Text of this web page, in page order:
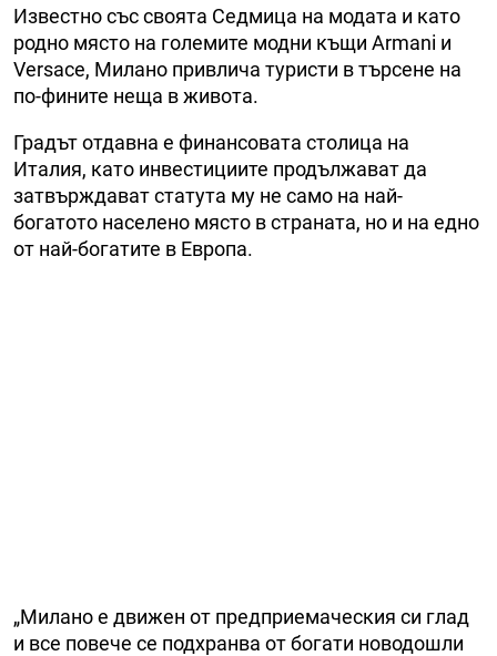
Известно със своята Седмица на модата и като
родно място на големите модни къщи Armani и
Versace, Милано привлича туристи в търсене на
по-фините неща в живота.
Градът отдавна е финансовата столица на
Италия, като инвестициите продължават да
затвърждават статута му не само на най-
богатото населено място в страната, но и на едно
от най-богатите в Европа.
„Милано е движен от предприемаческия си глад
и все повече се подхранва от богати новодошли